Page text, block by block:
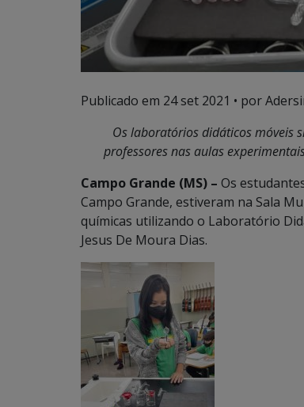
Publicado em 24 set 2021 • por
Os laboratórios didáticos móveis
professores nas aulas
Campo Grande (MS) – Os
Campo Grande, estiveram na Sala
químicas utilizando o Laboratório
Jesus De Moura Dias.